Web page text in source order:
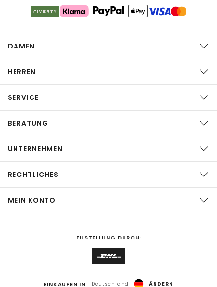
DAMEN
HERREN
SERVICE
BERATUNG
UNTERNEHMEN
RECHTLICHES
MEIN KONTO
ZUSTELLUNG DURCH:
EINKAUFEN IN Deutschland ÄNDERN